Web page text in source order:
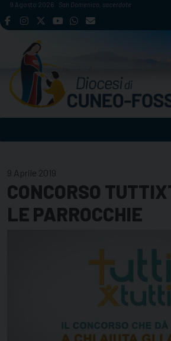
Skip
to
9 Agosto 2026 San Domenico, sacerdote
9 Aprile 2019
CONCORSO
LE PARROCCHIE